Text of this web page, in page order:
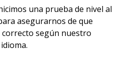
una prueba de nivel al
asegurarnos de que
según nuestro